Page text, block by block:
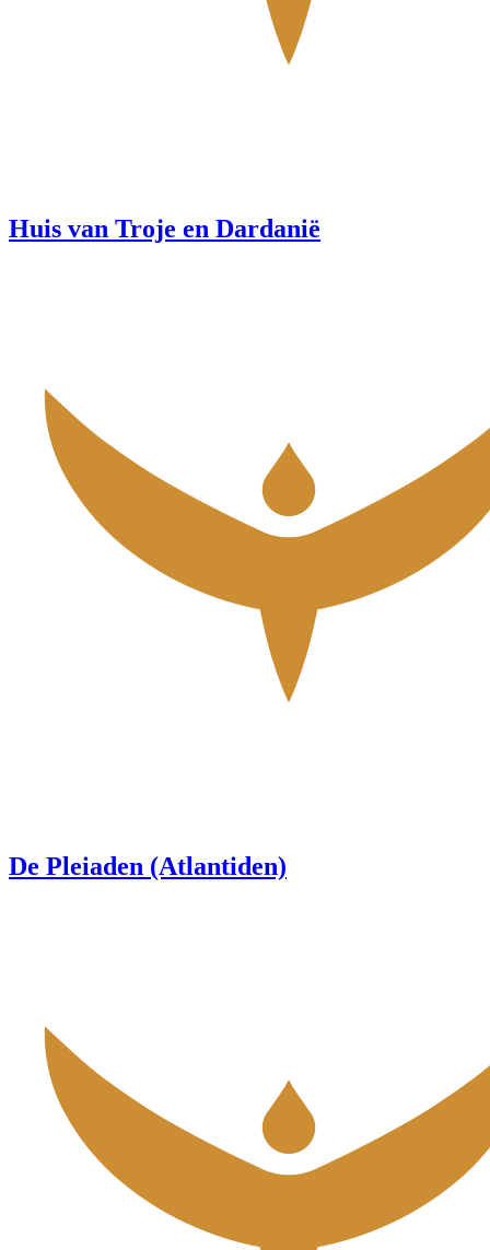
Huis van Troje en Dardanië
De Pleiaden (Atlantiden)